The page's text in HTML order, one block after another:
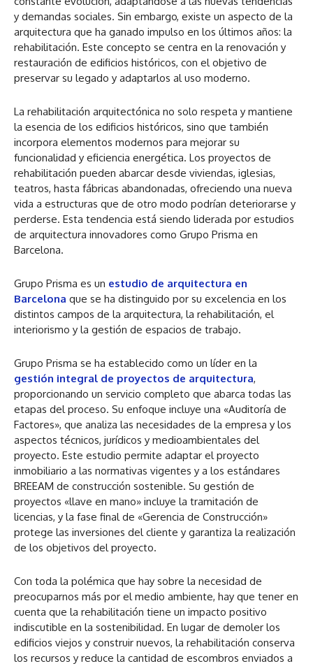
y demandas sociales. Sin embargo, existe un aspecto de la
arquitectura que ha ganado impulso en los últimos años: la
rehabilitación. Este concepto se centra en la renovación y
restauración de edificios históricos, con el objetivo de
preservar su legado y adaptarlos al uso moderno.
La rehabilitación arquitectónica no solo respeta y mantiene
la esencia de los edificios históricos, sino que también
incorpora elementos modernos para mejorar su
funcionalidad y eficiencia energética. Los proyectos de
rehabilitación pueden abarcar desde viviendas, iglesias,
teatros, hasta fábricas abandonadas, ofreciendo una nueva
vida a estructuras que de otro modo podrían deteriorarse y
perderse. Esta tendencia está siendo liderada por estudios
de arquitectura innovadores como Grupo Prisma en
Barcelona.
Grupo Prisma es un estudio de arquitectura en
Barcelona que se ha distinguido por su excelencia en los
distintos campos de la arquitectura, la rehabilitación, el
interiorismo y la gestión de espacios de trabajo​​.
Grupo Prisma se ha establecido como un líder en la
gestión integral de proyectos de arquitectura,
proporcionando un servicio completo que abarca todas las
etapas del proceso. Su enfoque incluye una «Auditoría de
Factores», que analiza las necesidades de la empresa y los
aspectos técnicos, jurídicos y medioambientales del
proyecto. Este estudio permite adaptar el proyecto
inmobiliario a las normativas vigentes y a los estándares
BREEAM de construcción sostenible. Su gestión de
proyectos «llave en mano» incluye la tramitación de
licencias, y la fase final de «Gerencia de Construcción»
protege las inversiones del cliente y garantiza la realización
de los objetivos del proyecto.
Con toda la polémica que hay sobre la necesidad de
preocuparnos más por el medio ambiente, hay que tener en
cuenta que la rehabilitación tiene un impacto positivo
indiscutible en la sostenibilidad. En lugar de demoler los
edificios viejos y construir nuevos, la rehabilitación conserva
los recursos y reduce la cantidad de escombros enviados a